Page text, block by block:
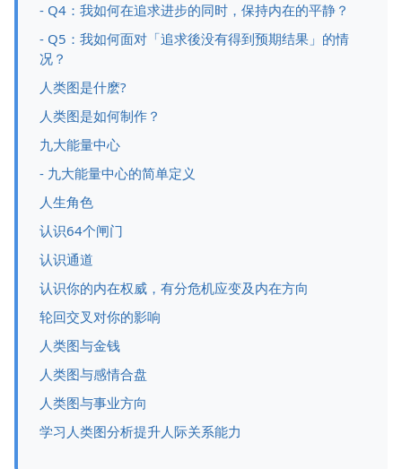
- Q4：我如何在追求进步的同时，保持内在的平静？
- Q5：我如何面对「追求後没有得到预期结果」的情
况？
人类图是什麽?
人类图是如何制作？
九大能量中心
- 九大能量中心的简单定义
人生角色
认识64个闸门
认识通道
认识你的内在权威，有分危机应变及内在方向
轮回交叉对你的影响
人类图与金钱
人类图与感情合盘
人类图与事业方向
学习人类图分析提升人际关系能力